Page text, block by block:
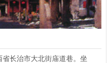
长治市大北街庙道巷。坐